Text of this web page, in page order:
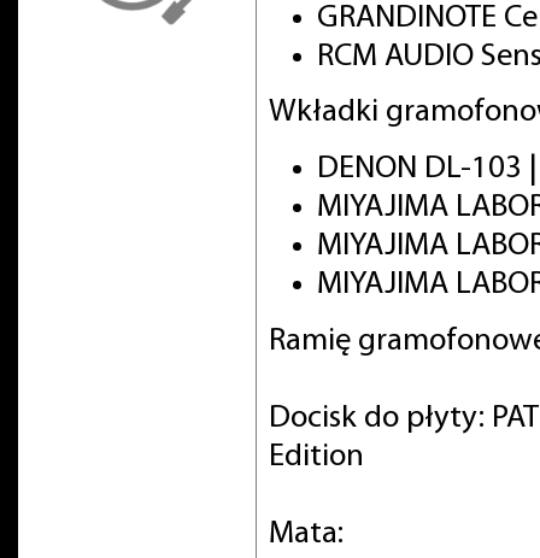
GRANDINOTE
RCM AUDIO
Wkładki
DENON DL-103
MIYAJIMA
MIYAJIMA
MIYAJIMA
Ramię
Docisk do płyty:
Edition
Mata: